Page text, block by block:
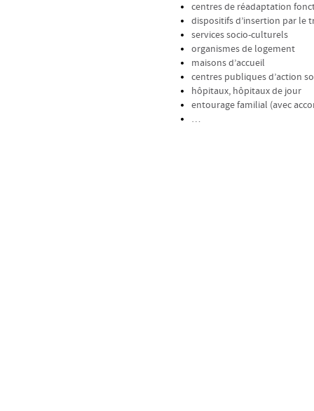
centres de réadaptation
dispositifs d’insertion par le
services socio-culturels
organismes de logement
maisons d’accueil
centres publiques d’action
hôpitaux, hôpitaux de jour
entourage familial (avec
…